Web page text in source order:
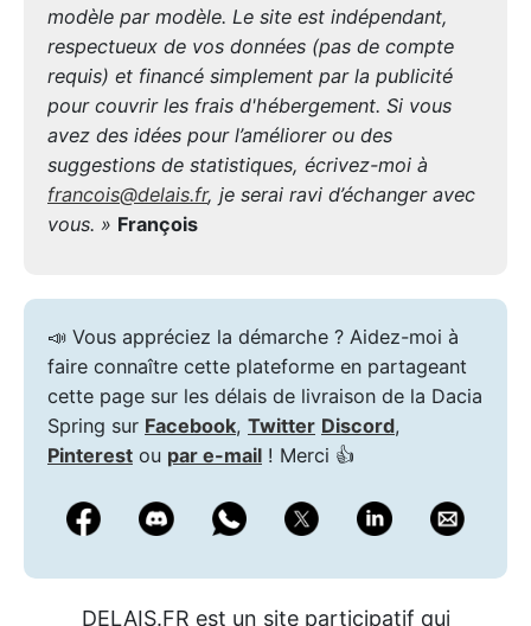
modèle par modèle. Le site est indépendant,
respectueux de vos données (pas de compte
requis) et financé simplement par la publicité
pour couvrir les frais d'hébergement. Si vous
avez des idées pour l’améliorer ou des
suggestions de statistiques, écrivez-moi à
francois@delais.fr, je serai ravi d’échanger avec
vous. » François
📣 Vous appréciez la démarche ? Aidez-moi à
faire connaître cette plateforme en partageant
cette page sur les délais de livraison de la Dacia
Spring sur Facebook, Twitter Discord,
Pinterest ou par e-mail ! Merci 👍
DELAIS.FR est un site participatif qui